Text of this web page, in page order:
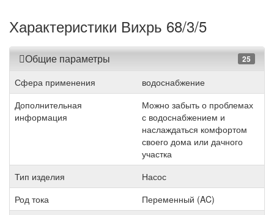
Характеристики Вихрь 68/3/5
Общие параметры 25
Сфера применения
водоснабжение
Дополнительная
информация
Можно забыть о проблемах
с водоснабжением и
наслаждаться комфортом
своего дома или дачного
участка
Тип изделия
Насос
Род тока
Переменный (AC)